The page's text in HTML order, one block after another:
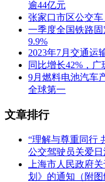
逾44亿元
张家口市区公交
一季度全国铁路
9.9%
2023年7月交通运
同比增长42%，
9月燃料电池汽车
全球第一
文章排行
“理解与尊重同行
公交驾驶员关爱
上海市人民政府
划》的通知（附图